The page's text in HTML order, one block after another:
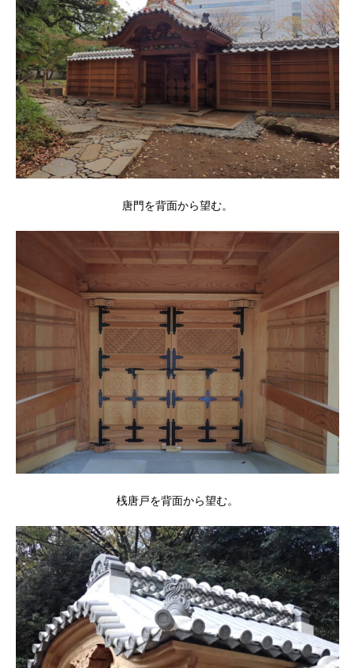
唐門を背面から望む。
桟唐戸を背面から望む。